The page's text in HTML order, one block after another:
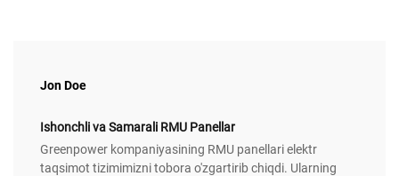
Jon Doe
Ishonchli va Samarali RMU Panellar
Greenpower kompaniyasining RMU panellari elektr
taqsimot tizimimizni tobora o'zgartirib chiqdi. Ularning